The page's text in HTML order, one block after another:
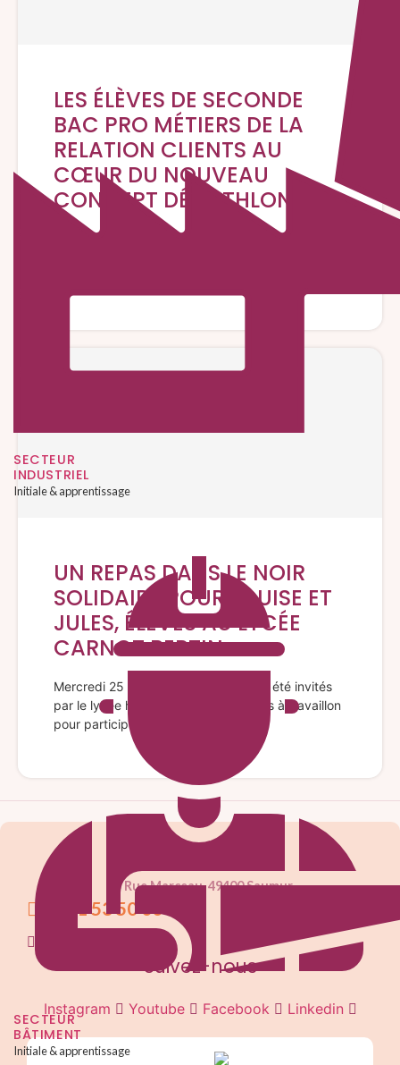
SECTEUR
INDUSTRIEL
Initiale & apprentissage
SECTEUR
BÂTIMENT
Initiale & apprentissage
LES ÉLÈVES DE SECONDE
BAC PRO MÉTIERS DE LA
RELATION CLIENTS AU
CŒUR DU NOUVEAU
CONCEPT DÉCATHLON
Le mardi 17 mars, la classe de seconde MRC a
UN REPAS DANS LE NOIR
SOLIDAIRE POUR LOUISE ET
JULES, ÉLÈVES AU LYCÉE
CARNOT BERTIN
Mercredi 25 mars Jules et Louise ont été invités
par le lycée hôtelier Alexandre Dumas à Cavaillon
pour participer à un TA …
25 Rue Marceau, 49400 Saumur
02 41 53 50 00
Suivez-nous
Instagram Youtube Facebook Linkedin